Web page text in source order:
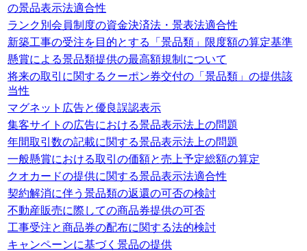
の景品表示法適合性
ランク別会員制度の資金決済法・景表法適合性
新築工事の受注を目的とする「景品類」限度額の算定基準
懸賞による景品類提供の最高額規制について
将来の取引に関するクーポン券交付の「景品類」の提供該
当性
マグネット広告と優良誤認表示
集客サイトの広告における景品表示法上の問題
年間取引数の記載に関する景品表示法上の問題
一般懸賞における取引の価額と売上予定総額の算定
クオカードの提供に関する景品表示法適合性
契約解消に伴う景品類の返還の可否の検討
不動産販売に際しての商品券提供の可否
工事受注と商品券の配布に関する法的検討
キャンペーンに基づく景品の提供